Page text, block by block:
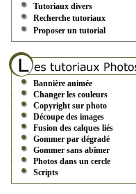
Tutoriaux divers
Recherche tutoriaux
Proposer un tutorial
Bannière animée
Changer les couleurs
Copyright sur photo
Découpe des images
Fusion des calques liés
Gommer par dégradé
Gommer sans abîmer
Photos dans un cercle
Scripts